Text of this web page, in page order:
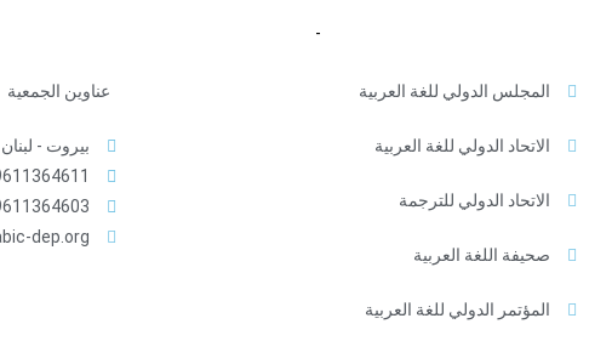
-
المجلس الدولي للغة العربية
الاتحاد الدولي للغة العربية
الاتحاد الدولي للترجمة
صحيفة اللغة العربية
المؤتمر الدولي للغة العربية
عناوين الجمعية
بيروت - لبنان
dep.org